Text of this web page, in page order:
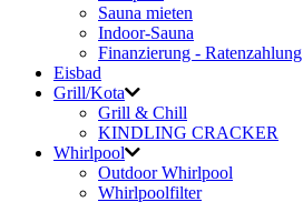
Sauna mieten
Indoor-Sauna
Finanzierung - Ratenzahlung
Eisbad
Grill/Kota
Grill & Chill
KINDLING CRACKER
Whirlpool
Outdoor Whirlpool
Whirlpoolfilter